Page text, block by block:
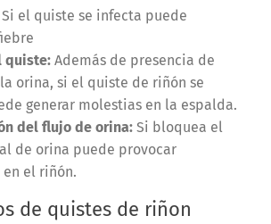
Si el quiste se infecta puede
quiste:Además de presencia de
orina, si el quiste de riñón se
generar molestias en la espalda.
del flujo de orina: Si bloquea el
de orina puede provocar
en el riñón.
de quistes de riñon